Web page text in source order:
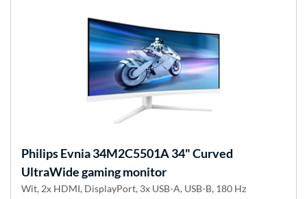
PhilipsEvnia 34M2C5501A 34" Curved
UltraWide gaming monitor
Wit, 2x HDMI, DisplayPort, 3x USB-A, USB-B, 180 Hz